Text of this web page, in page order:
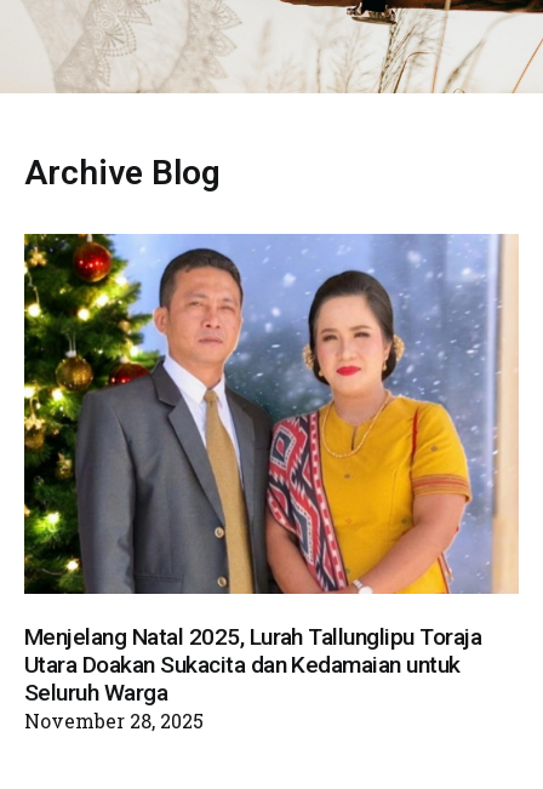
Archive Blog
Menjelang Natal 2025, Lurah Tallunglipu Toraja
Utara Doakan Sukacita dan Kedamaian untuk
Seluruh Warga
November 28, 2025